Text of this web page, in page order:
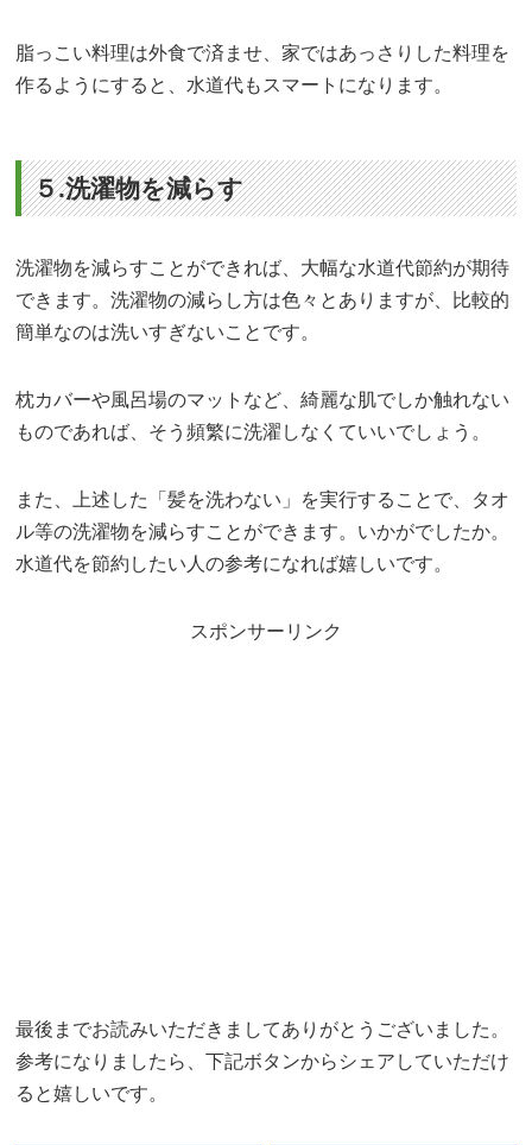
脂っこい料理は外食で済ませ、家ではあっさりした料理を
作るようにすると、水道代もスマートになります。
５.洗濯物を減らす
洗濯物を減らすことができれば、大幅な水道代節約が期待
できます。洗濯物の減らし方は色々とありますが、比較的
簡単なのは洗いすぎないことです。
枕カバーや風呂場のマットなど、綺麗な肌でしか触れない
ものであれば、そう頻繁に洗濯しなくていいでしょう。
また、上述した「髪を洗わない」を実行することで、タオ
ル等の洗濯物を減らすことができます。いかがでしたか。
水道代を節約したい人の参考になれば嬉しいです。
スポンサーリンク
最後までお読みいただきましてありがとうございました。
参考になりましたら、下記ボタンからシェアしていただけ
ると嬉しいです。